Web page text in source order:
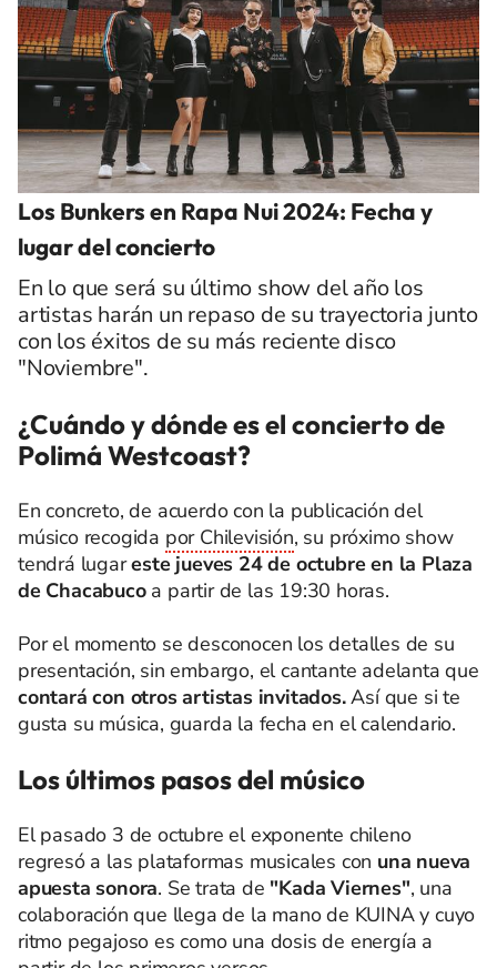
Los Bunkers en Rapa Nui 2024: Fecha y
lugar del concierto
En lo que será su último show del año los
artistas harán un repaso de su trayectoria junto
con los éxitos de su más reciente disco
"Noviembre".
¿Cuándo y dónde es el concierto de
Polimá Westcoast?
En concreto, de acuerdo con la publicación del
músico recogida por Chilevisión, su próximo show
tendrá lugareste jueves 24 de octubre en la Plaza
de Chacabuco a partir de las 19:30 horas.
Por el momento se desconocen los detalles de su
presentación, sin embargo, el cantante adelanta que
contará con otros artistas invitados.Así que si te
gusta su música, guarda la fecha en el calendario.
Los últimos pasos del músico
El pasado 3 de octubre el exponente chileno
regresó a las plataformas musicales con una nueva
apuesta sonora. Se trata de "Kada Viernes", una
colaboración que llega de la mano de KUINA y cuyo
ritmo pegajoso es como una dosis de energía a